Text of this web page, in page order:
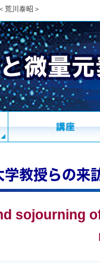
荒川泰昭＞
学教授らの来
sojourning